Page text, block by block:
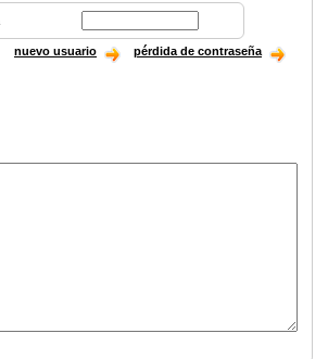
nuevo usuario pérdida de contraseña